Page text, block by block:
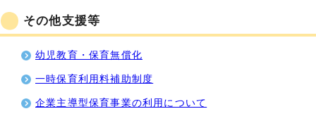
その他支援等
幼児教育・保育無償化
一時保育利用料補助制度
企業主導型保育事業の利用について